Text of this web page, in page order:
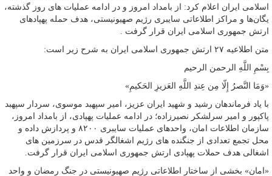
اسلامی ایران اعلام کرد: از بامداد امروز و در ادامه عملیات های روز گذشته،
یگان‌ها و مراکز اطلاعاتی سایبری رژیم صهیونیستی، هدف حمله پهپادهای
ارتش جمهوری اسلامی ایران قرار گرفت .‌
متن اطلاعیه ۲۷ ارتش جمهوری اسلامی ایران به شرح زیر است:
‌بِسْمِ اللَّهِ الرحمن الرحیم
«وَمَا النَّصرُ إِلّا مِن عِندِ اللَّهِ العَزیزِ الحَکیمِ»
با یاد فرماندهان رشید و شهید ایران عزیز، امیر سپهبد موسوی، سردار سپهبد
پاکپور و امیر سرلشکر نصیرزاده؛ در ادامه عملیات پهپادی، از بامداد امروز،
سازمان اطلاعات امان، واحدهای عملیات سایبری ۸۲۰۰ و پردازش داده و
محل تجمع تعدادی از جنگنده های رژیم اشغالگر قدس در سرزمین های
اشغالی هدف حملات پهپادی ارتش جمهوری اسلامی ایران قرار گرفت.
«امان» بخشی از ساختار اطلاعاتی رژیم صهیونیستی در جنگ رمضان و واحد